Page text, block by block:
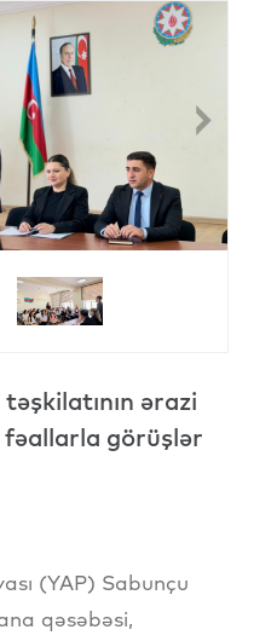
ərazi
görüşlər
(YAP) Sabunçu
qəsəbəsi,